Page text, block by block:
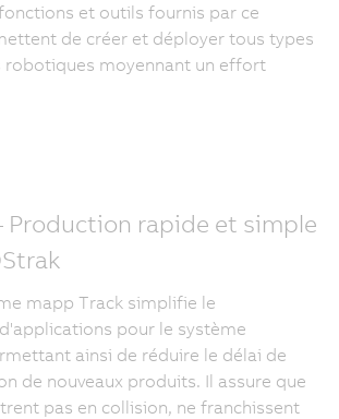
et outils fournis par ce
de créer et déployer tous types
robotiques moyennant un effort
Production rapide et simple
mapp Track simplifie le
pour le système
ainsi de réduire le délai de
de nouveaux produits. Il assure que
pas en collision, ne franchissent